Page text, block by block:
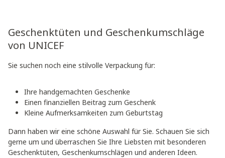
Geschenktüten und Geschenkumschläge
von UNICEF
Sie suchen noch eine stilvolle Verpackung für:
Ihre handgemachten Geschenke
Einen finanziellen Beitrag zum Geschenk
Kleine Aufmerksamkeiten zum Geburtstag
Dann haben wir eine schöne Auswahl für Sie. Schauen Sie sich
gerne um und überraschen Sie Ihre Liebsten mit besonderen
Geschenktüten, Geschenkumschlägen und anderen Ideen.